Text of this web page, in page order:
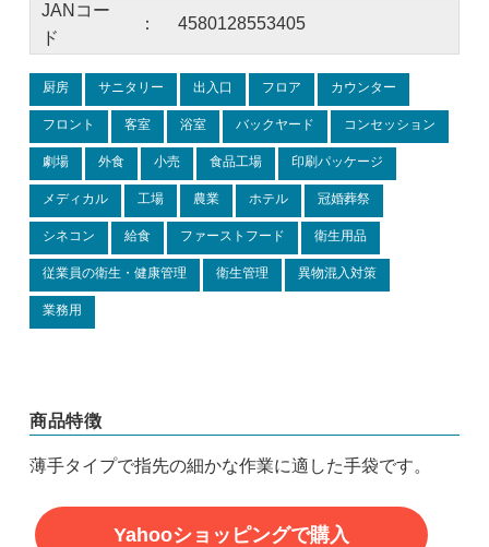
JANコー
ド
： 4580128553405
厨房 サニタリー 出入口 フロア カウンター
フロント 客室 浴室 バックヤード コンセッション
劇場 外食 小売 食品工場 印刷パッケージ
メディカル 工場 農業 ホテル 冠婚葬祭
シネコン 給食 ファーストフード 衛生用品
従業員の衛生・健康管理 衛生管理 異物混入対策
業務用
商品特徴
薄手タイプで指先の細かな作業に適した手袋です。
Yahooショッピングで購入